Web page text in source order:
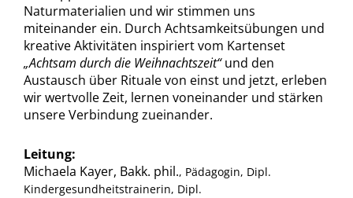
Naturmaterialien und wir stimmen uns
miteinander ein. Durch Achtsamkeitsübungen und
kreative Aktivitäten inspiriert vom Kartenset
„Achtsam durch die Weihnachtszeit“und den
Austausch über Rituale von einst und jetzt, erleben
wir wertvolle Zeit, lernen voneinander und stärken
unsere Verbindung zueinander.
Leitung:
Michaela Kayer, Bakk. phil., Pädagogin, Dipl.
Kindergesundheitstrainerin, Dipl.